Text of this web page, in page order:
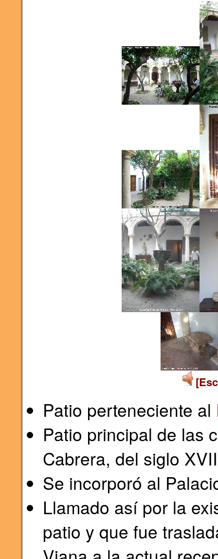
Patio perteneciente al
Patio principal de las
Cabrera, del siglo
Se incorporó al
Llamado así por la
patio y que fue